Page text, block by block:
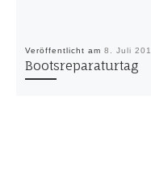
Veröffentlicht am8. Juli
Bootsreparaturtag